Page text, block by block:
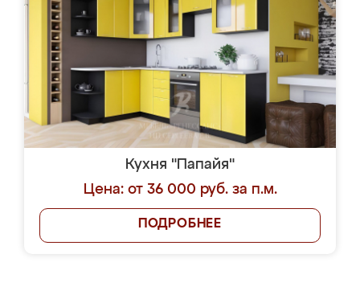
Кухня "Папайя"
Цена: от 36 000 руб. за п.м.
ПОДРОБНЕЕ